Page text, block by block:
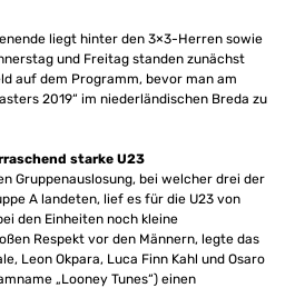
liegt hinter den 3×3-Herren sowie
und Freitag standen zunächst
auf dem Programm, bevor man am
2019“ im niederländischen Breda zu
starke U23
Gruppenauslosung, bei welcher drei der
A landeten, lief es für die U23 von
den Einheiten noch kleine
Respekt vor den Männern, legte das
Leon Okpara, Luca Finn Kahl und Osaro
„Looney Tunes“) einen